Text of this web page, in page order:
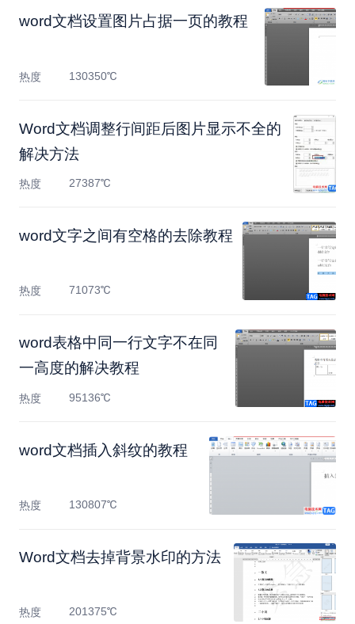
​word文档设置图片占据一页的教程
热度 130350℃
Word文档调整行间距后图片显示不全的
解决方法
热度 27387℃
​word文字之间有空格的去除教程
热度 71073℃
​word表格中同一行文字不在同
一高度的解决教程
热度 95136℃
​word文档插入斜纹的教程
热度 130807℃
Word文档去掉背景水印的方法
热度 201375℃